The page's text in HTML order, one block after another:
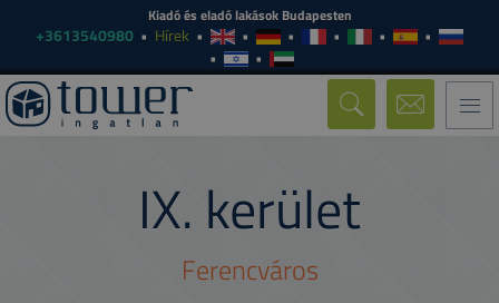
Kiadó és eladó lakások Budapesten
+3613540980 Hírek
IX. kerület
Ferencváros